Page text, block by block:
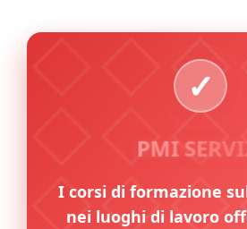
PMI
I corsi di formazione
nei luoghi di lavoro